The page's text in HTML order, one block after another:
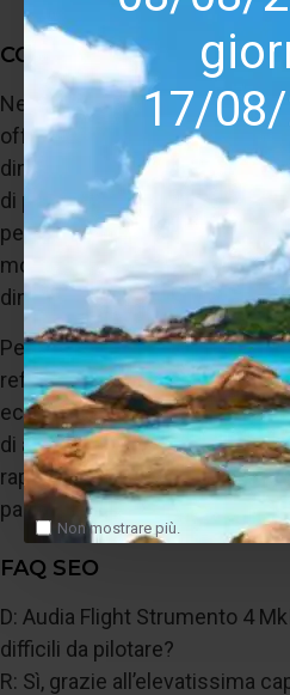
17/
Non mostrare più.
CONCLUSIONI
Nell’utilizzo reale, Audia
offrire una combinazione
dinamica, naturalezza e
di pilotaggio elevatissima e la
permettono di valorizzare
moderni senza alcun
dinamico.
Per chi cerca un
reference, costruito secondo
eccezionali e capace di
di altissimo livello, Audia Flight
rappresenta una delle
panorama Hi-End
FAQ SEO
D: Audia Flight Strumento 4
difficili da pilotare?
R: Sì, grazie all’elevatissima